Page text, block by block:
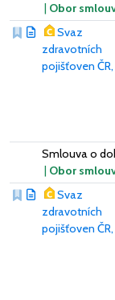
| Obor
Svaz
zdravotních
pojišťoven ČR,
Smlouva o
| Obor
Svaz
zdravotních
pojišťoven ČR,